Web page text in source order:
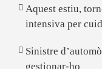
Aquest estiu,
intensiva per
Sinistre
gestionar-ho